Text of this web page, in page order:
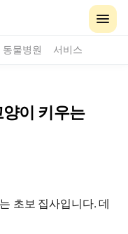
동물병원 서비스
이 키우는
초보 집사입니다. 데